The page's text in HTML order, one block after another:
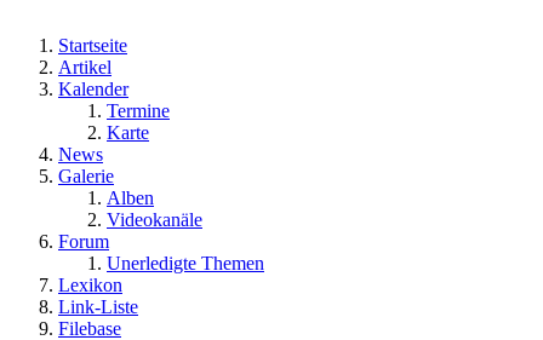
Startseite
Artikel
Kalender
Termine
Karte
News
Galerie
Alben
Videokanäle
Forum
Unerledigte Themen
Lexikon
Link-Liste
Filebase